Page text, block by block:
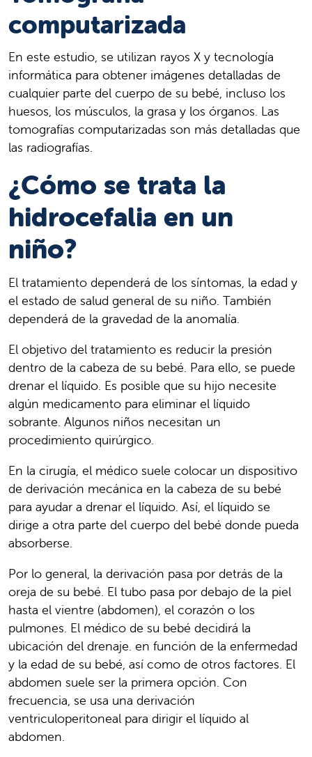
computarizada
En este estudio, se utilizan rayos X y tecnología
informática para obtener imágenes detalladas de
cualquier parte del cuerpo de su bebé, incluso los
huesos, los músculos, la grasa y los órganos. Las
tomografías computarizadas son más detalladas que
las radiografías.
¿Cómo se trata la
hidrocefalia en un
niño?
El tratamiento dependerá de los síntomas, la edad y
el estado de salud general de su niño. También
dependerá de la gravedad de la anomalía.
El objetivo del tratamiento es reducir la presión
dentro de la cabeza de su bebé. Para ello, se puede
drenar el líquido. Es posible que su hijo necesite
algún medicamento para eliminar el líquido
sobrante. Algunos niños necesitan un
procedimiento quirúrgico.
En la cirugía, el médico suele colocar un dispositivo
de derivación mecánica en la cabeza de su bebé
para ayudar a drenar el líquido. Así, el líquido se
dirige a otra parte del cuerpo del bebé donde pueda
absorberse.
Por lo general, la derivación pasa por detrás de la
oreja de su bebé. El tubo pasa por debajo de la piel
hasta el vientre (abdomen), el corazón o los
pulmones. El médico de su bebé decidirá la
ubicación del drenaje. en función de la enfermedad
y la edad de su bebé, así como de otros factores. El
abdomen suele ser la primera opción. Con
frecuencia, se usa una derivación
ventriculoperitoneal para dirigir el líquido al
abdomen.